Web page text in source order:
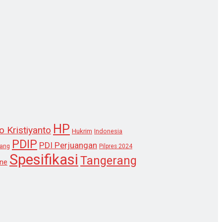
Kristiyanto HP Hukrim Indonesia
PDIP PDI Perjuangan Pilpres 2024
Spesifikasi Tangerang